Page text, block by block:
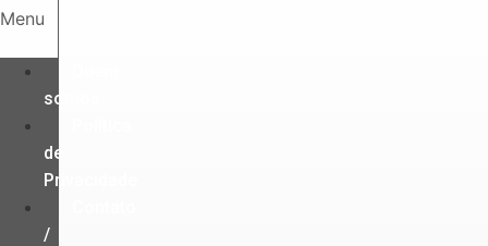
Ir
o
conteúdo
Menu
somos
de
Privacidade
/